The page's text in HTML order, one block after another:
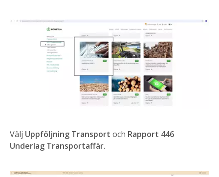
Välj Uppföljning Transport och Rapport 446
Underlag Transportaffär.